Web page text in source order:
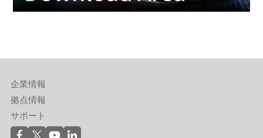
企業情報
拠点情報
サポート